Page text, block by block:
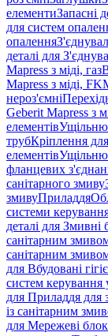
елементиЗапасні
для систем
опалення
деталі для
Mapress з міді, газ
Mapress з міді,
нероз'ємні
Geberit Mapress з
елементів
трубКріплення
елементів
фланцевих
санітарного змиву
змивуПриладдя
системи
деталі для Змивні
санітарним
санітарним
для Вбудовані
систем керування
для Приладдя для
із санітарним
для Мережеві